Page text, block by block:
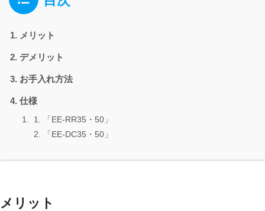
メリット
デメリット
お手入れ方法
仕様
「EE-RR35・50」
「EE-DC35・50」
メリット